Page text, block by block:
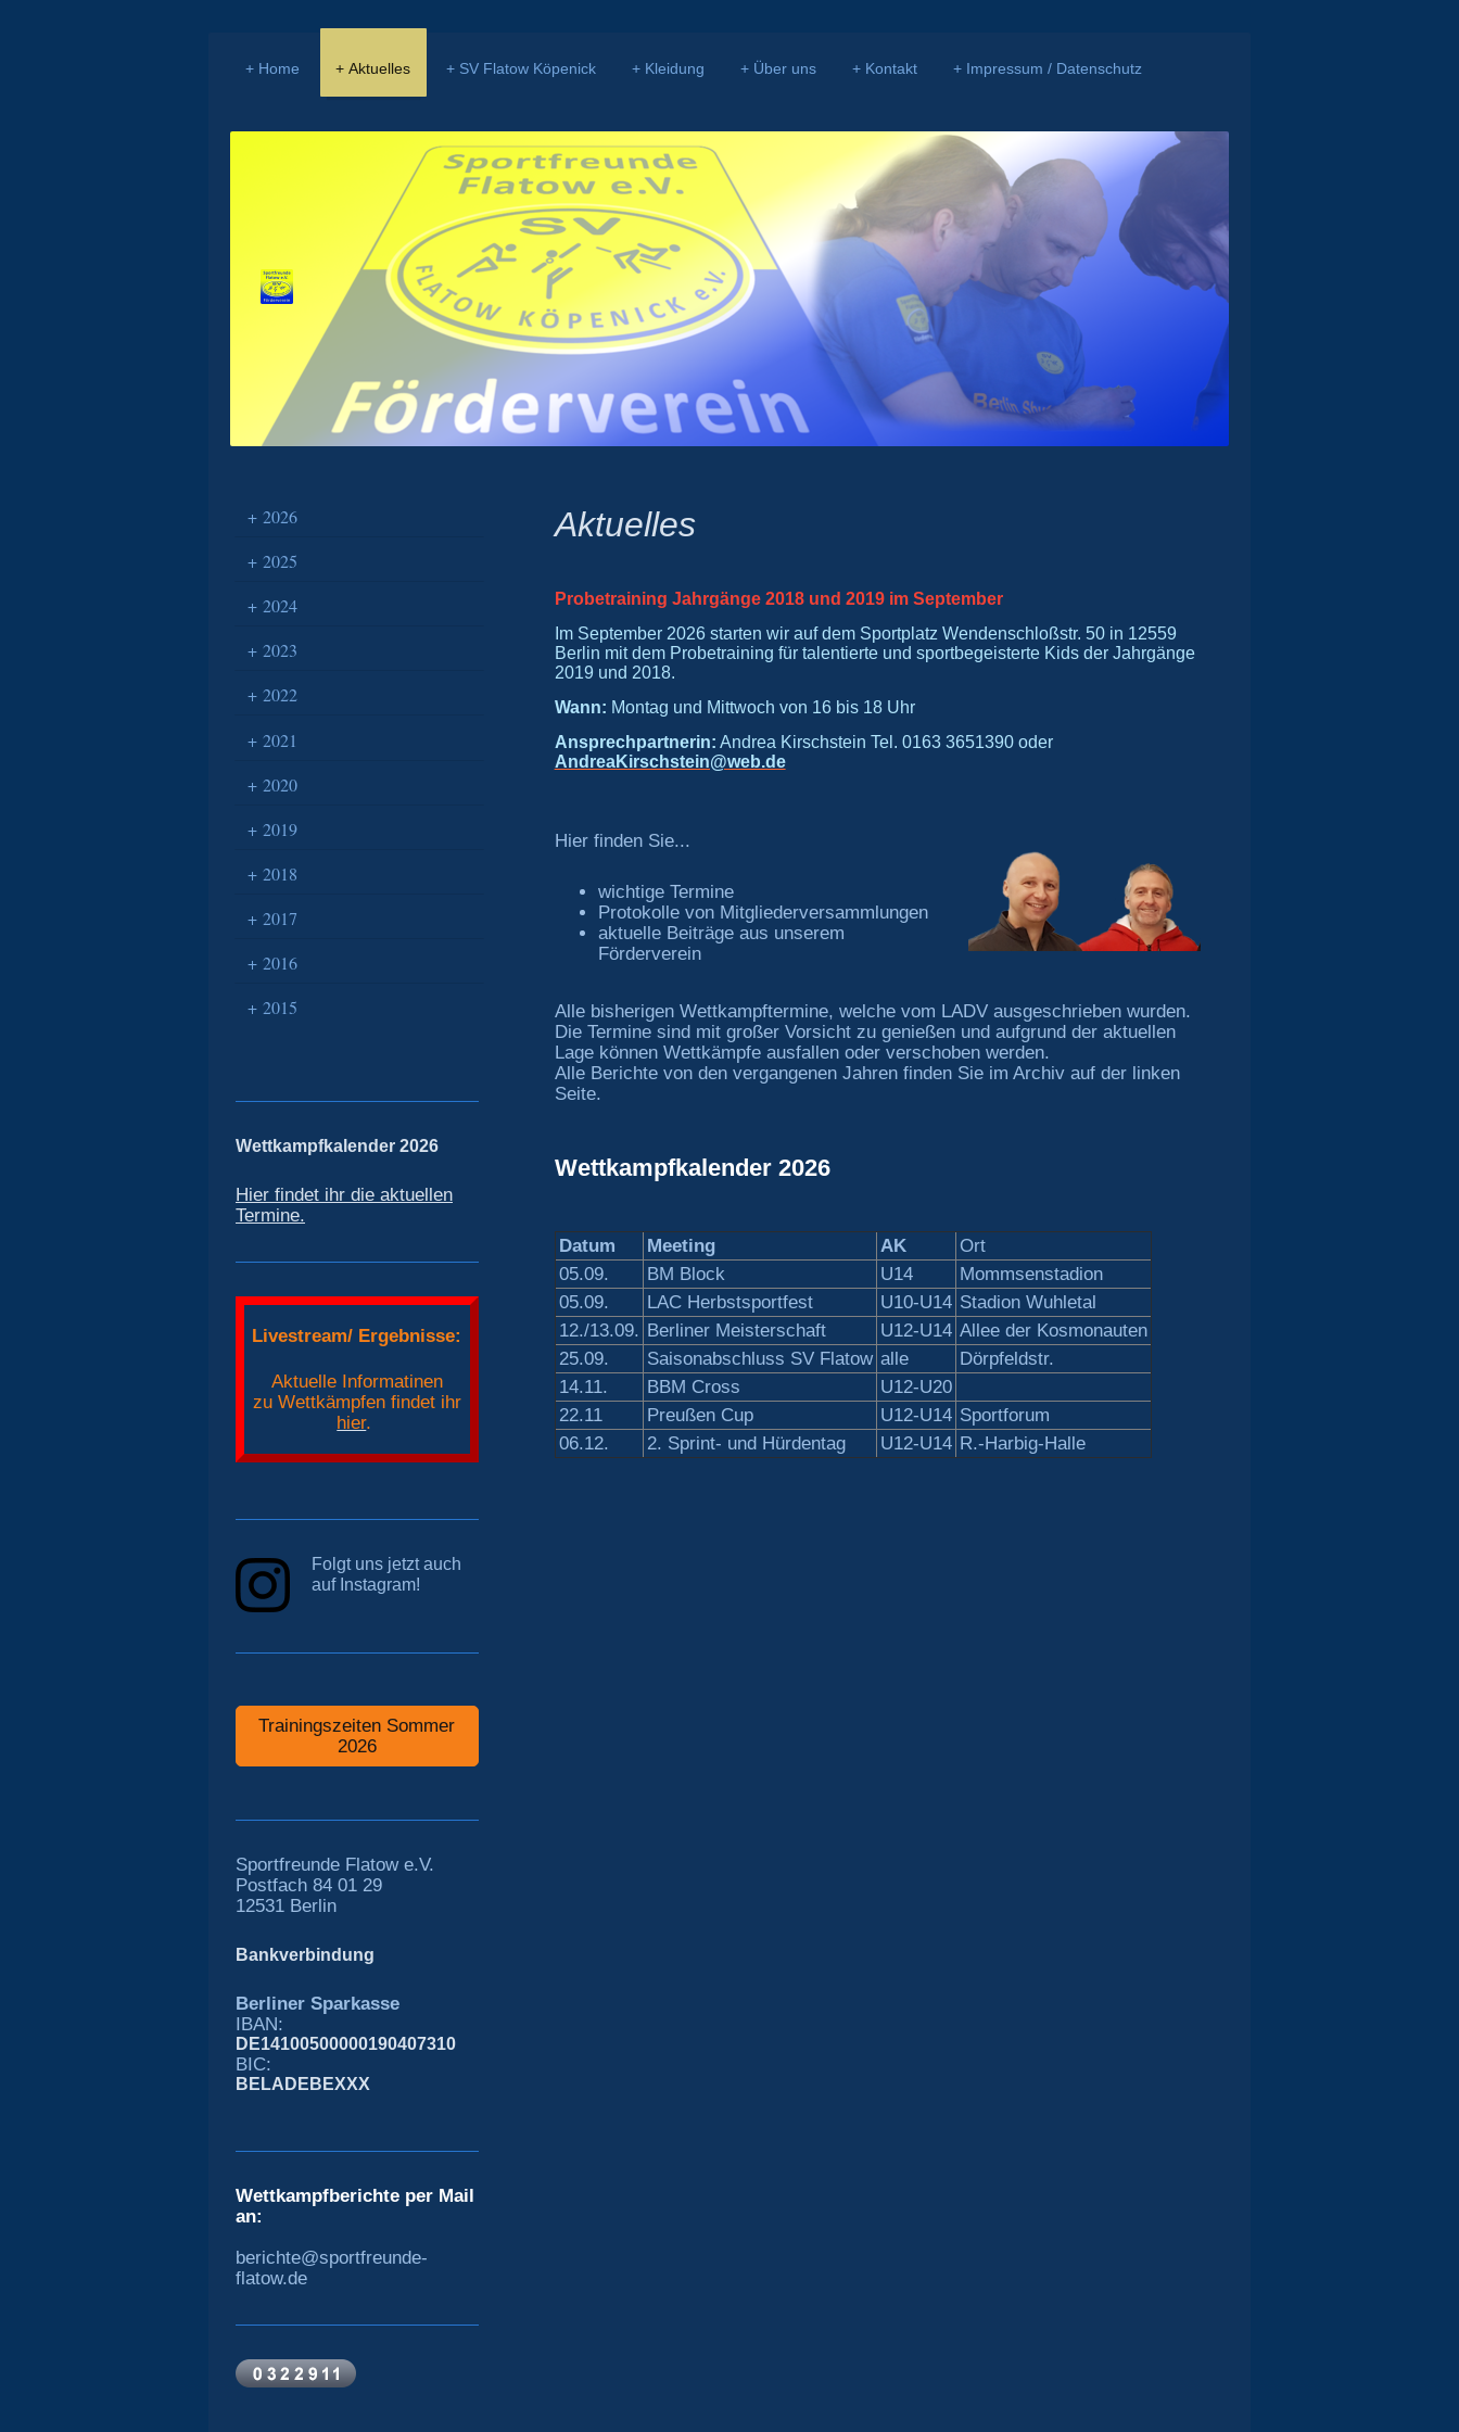
Home Aktuelles SV Flatow Köpenick Kleidung Über uns Kontakt Impressum / Datenschutz
Aktuelles
Probetraining Jahrgänge 2018 und 2019 im September
Im September 2026 starten wir auf dem Sportplatz Wendenschloßstr. 50 in 12559
Berlin mit dem Probetraining für talentierte und sportbegeisterte Kids der Jahrgänge
2019 und 2018.
Wann: Montag und Mittwoch von 16 bis 18 Uhr
Ansprechpartnerin: Andrea Kirschstein Tel. 0163 3651390 oder
AndreaKirschstein@web.de
Hier finden Sie...
wichtige Termine
Protokolle von Mitgliederversammlungen
aktuelle Beiträge aus unserem
Förderverein
Alle bisherigen Wettkampftermine, welche vom LADV ausgeschrieben wurden.
Die Termine sind mit großer Vorsicht zu genießen und aufgrund der aktuellen
Lage können Wettkämpfe ausfallen oder verschoben werden.
Alle Berichte von den vergangenen Jahren finden Sie im Archiv auf der linken
Seite.
Wettkampfkalender 2026
Datum Meeting AK
Ort
05.09.
BM Block U14
Mommsenstadion
05.09.
LAC Herbstsportfest U10-U14 Stadion Wuhletal
12./13.09.
Berliner Meisterschaft U12-U14 Allee der Kosmonauten
25.09.
Saisonabschluss SV Flatow alle
Dörpfeldstr.
14.11.
BBM Cross
U12-U20
22.11
Preußen Cup U12-U14 Sportforum
06.12.
2. Sprint- und Hürdentag U12-U14 R.-Harbig-Halle
2026
2025
2024
2023
2022
2021
2020
2019
2018
2017
2016
2015
Wettkampfkalender 2026
Hier findet ihr die aktuellen
Termine.
Livestream/ Ergebnisse:
Aktuelle Informatinen
zu Wettkämpfen findet ihr
hier.
Folgt uns jetzt auch
auf Instagram!
Trainingszeiten Sommer
2026
Sportfreunde Flatow e.V.
Postfach 84 01 29
12531 Berlin
Bankverbindung
Berliner Sparkasse
IBAN:
DE14100500000190407310
BIC:
BELADEBEXXX
Wettkampfberichte per Mail
an:
berichte@sportfreunde-
flatow.de